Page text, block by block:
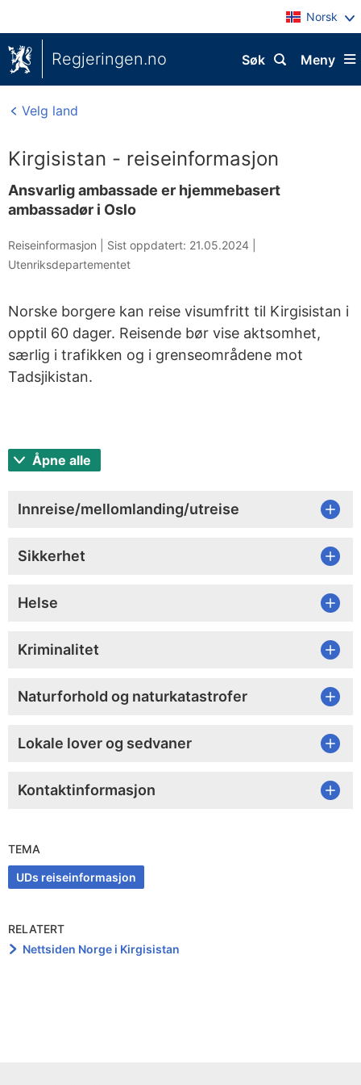
Norsk
Regjeringen.no Meny
Søk
Velg land
Kirgisistan - reiseinformasjon
Ansvarlig ambassade er hjemmebasert
ambassadør i Oslo
Reiseinformasjon | Sist oppdatert: 21.05.2024
Utenriksdepartementet
Norske borgere kan reise visumfritt til Kirgisistan i
opptil 60 dager. Reisende bør vise aktsomhet,
særlig i trafikken og i grenseområdene mot
Tadsjikistan.
Åpne alle
Innreise/mellomlanding/utreise
Sikkerhet
Helse
Kriminalitet
Naturforhold og naturkatastrofer
Lokale lover og sedvaner
Kontaktinformasjon
TEMA
UDs reiseinformasjon
RELATERT
Nettsiden Norge i Kirgisistan